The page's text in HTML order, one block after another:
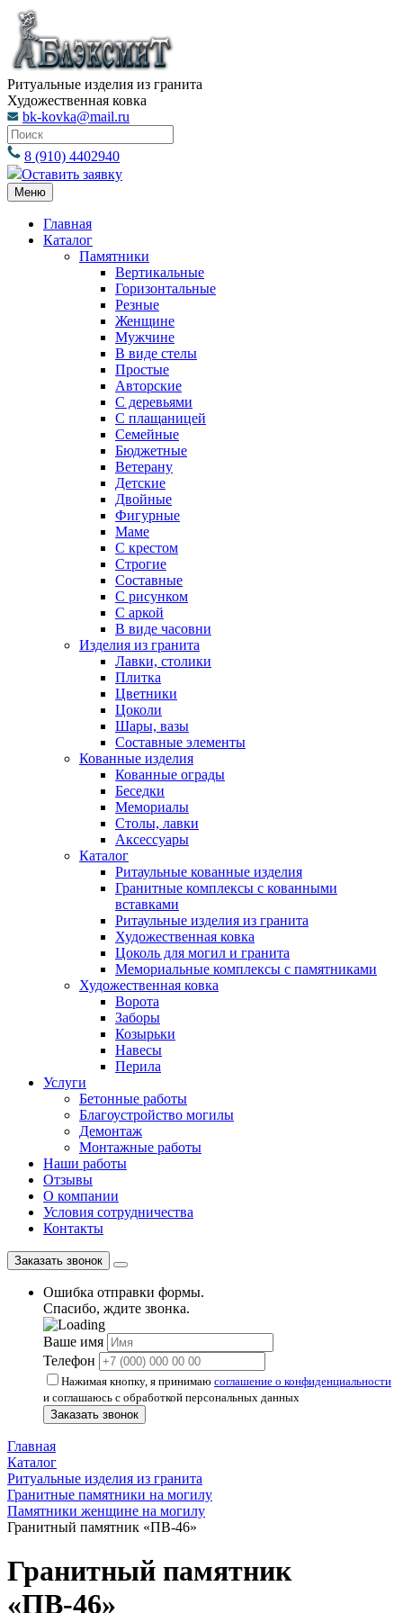
Ритуальные изделия из гранита
Художественная ковка
bk-kovka@mail.ru
8 (910) 4402940
Оставить заявку
Меню
Главная
Каталог
Памятники
Вертикальные
Горизонтальные
Резные
Женщине
Мужчине
В виде стелы
Простые
Авторские
С деревьями
С плащаницей
Семейные
Бюджетные
Ветерану
Детские
Двойные
Фигурные
Маме
С крестом
Строгие
Составные
С рисунком
С аркой
В виде часовни
Изделия из гранита
Лавки, столики
Плитка
Цветники
Цоколи
Шары, вазы
Составные элементы
Кованные изделия
Кованные ограды
Беседки
Мемориалы
Столы, лавки
Аксессуары
Каталог
Ритаульные кованные изделия
Гранитные комплексы с кованными
вставками
Ритаульные изделия из гранита
Художественная ковка
Цоколь для могил и гранита
Мемориальные комплексы с памятниками
Художественная ковка
Ворота
Заборы
Козырьки
Навесы
Перила
Услуги
Бетонные работы
Благоустройство могилы
Демонтаж
Монтажные работы
Наши работы
Отзывы
О компании
Условия сотрудничества
Контакты
Заказать звонок
Ошибка отправки формы.
Спасибо, ждите звонка.
Ваше имя
Телефон
Нажимая кнопку, я принимаю соглашение о конфиденциальности
и соглашаюсь с обработкой персональных данных
Заказать звонок
Главная
Каталог
Ритуальные изделия из гранита
Гранитные памятники на могилу
Памятники женщине на могилу
Гранитный памятник «ПВ-46»
Гранитный памятник
«ПВ-46»